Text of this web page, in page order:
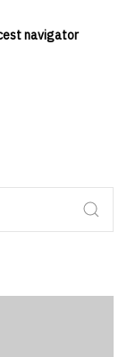
navigator